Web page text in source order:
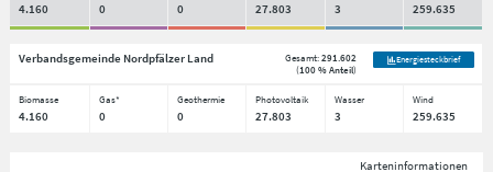
4.160 0 0 27.803 3 259.635
Verbandsgemeinde Nordpfälzer Land Gesamt:291.602
(100 % Anteil)
Energiesteckbrief
Biomasse Gas* Geothermie Photovoltaik Wasser Wind
4.160 0 0 27.803 3 259.635
Karteninformationen